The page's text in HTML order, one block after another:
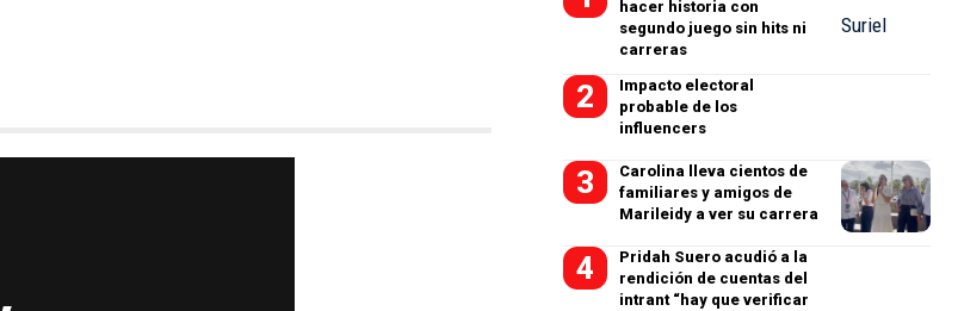
hacer historia con
segundo juego sin hits ni
carreras
Impacto electoral
probable de los
influencers
Carolina lleva cientos de
familiares y amigos de
Marileidy a ver su carrera
Pridah Suero acudió a la
rendición de cuentas del
intrant “hay que verificar